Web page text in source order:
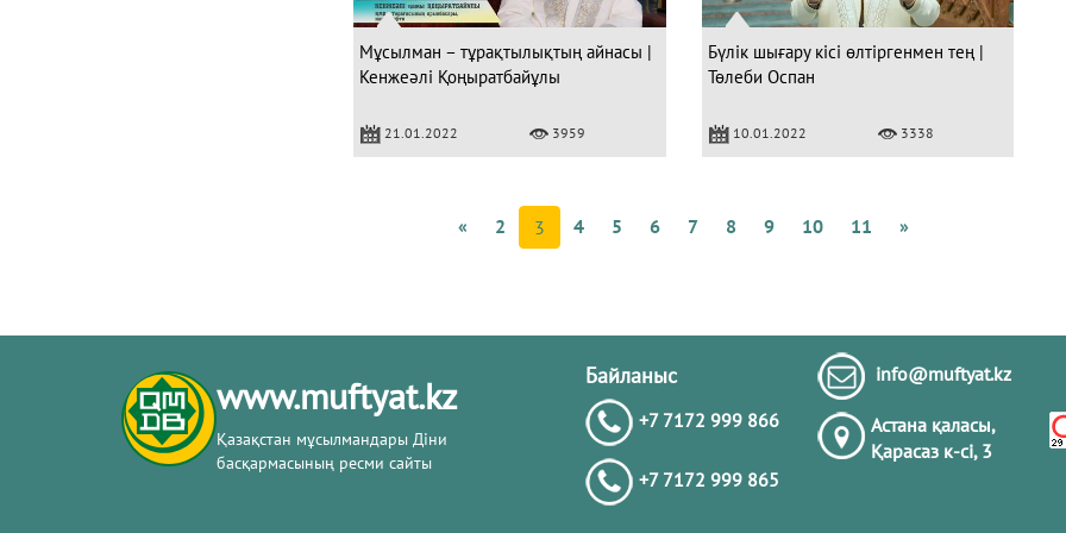
Мұсылман – тұрақтылықтың айнасы |
Кенжеәлі Қоңыратбайұлы
21.01.2022 3959
Бүлік шығару кісі өлтіргенмен тең |
Төлеби Оспан
10.01.2022 3338
« 2 3 4 5 6 7 8 9 10 11 »
www.muftyat.kz
Қазақстан мұсылмандары Діни
басқармасының ресми сайты
Байланыс
+7 7172 999 866
+7 7172 999 865
info@muftyat.kz
Астана қаласы,
Қарасаз к-сi, 3